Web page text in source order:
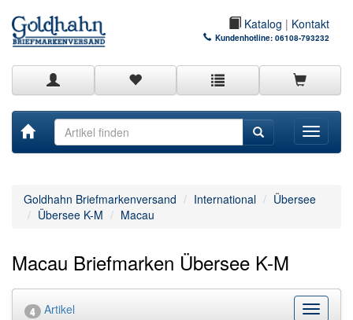
Katalog | Kontakt
Kundenhotline: 06108-793232
Toggle
Goldhahn Briefmarkenversand International
Übersee
Übersee K-M
Macau
Macau Briefmarken Übersee K-M
4 Artikel